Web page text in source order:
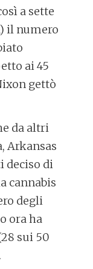
a sette
il numero
ai 45
gettò
da altri
,Arkansas
deciso di
cannabis
degli
ora ha
sui 50